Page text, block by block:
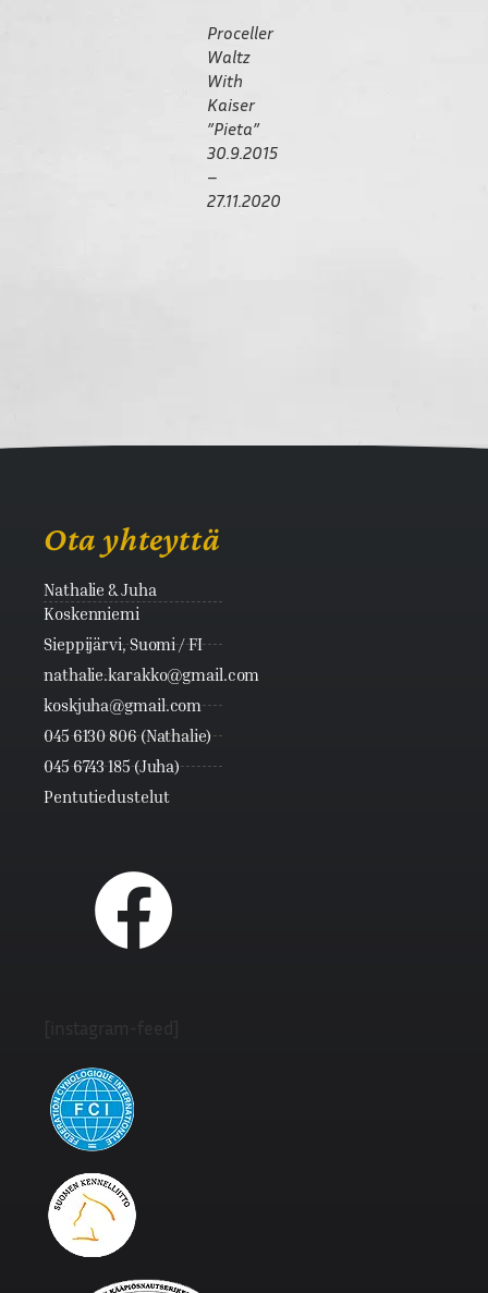
Proceller
Waltz
With
Kaiser
”Pieta”
30.9.2015
–
27.11.2020
Ota yhteyttä
Nathalie & Juha
Koskenniemi
Sieppijärvi, Suomi / FI
nathalie.karakko@gmail.com
koskjuha@gmail.com
045 6130 806 (Nathalie)
045 6743 185 (Juha)
Pentutiedustelut